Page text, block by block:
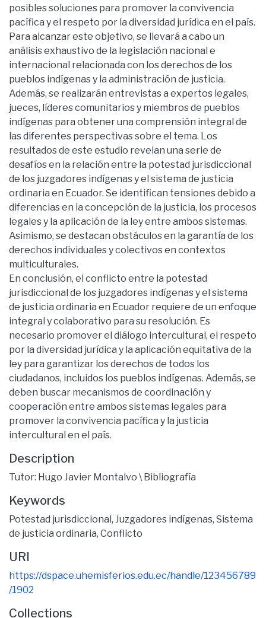
posibles soluciones para promover la convivencia
pacífica y el respeto por la diversidad jurídica en el país.
Para alcanzar este objetivo, se llevará a cabo un
análisis exhaustivo de la legislación nacional e
internacional relacionada con los derechos de los
pueblos indígenas y la administración de justicia.
Además, se realizarán entrevistas a expertos legales,
jueces, líderes comunitarios y miembros de pueblos
indígenas para obtener una comprensión integral de
las diferentes perspectivas sobre el tema. Los
resultados de este estudio revelan una serie de
desafíos en la relación entre la potestad jurisdiccional
de los juzgadores indígenas y el sistema de justicia
ordinaria en Ecuador. Se identifican tensiones debido a
diferencias en la concepción de la justicia, los procesos
legales y la aplicación de la ley entre ambos sistemas.
Asimismo, se destacan obstáculos en la garantía de los
derechos individuales y colectivos en contextos
multiculturales.
En conclusión, el conflicto entre la potestad
jurisdiccional de los juzgadores indígenas y el sistema
de justicia ordinaria en Ecuador requiere de un enfoque
integral y colaborativo para su resolución. Es
necesario promover el diálogo intercultural, el respeto
por la diversidad jurídica y la aplicación equitativa de la
ley para garantizar los derechos de todos los
ciudadanos, incluidos los pueblos indígenas. Además, se
deben buscar mecanismos de coordinación y
cooperación entre ambos sistemas legales para
promover la convivencia pacífica y la justicia
intercultural en el país.
Description
Tutor: Hugo Javier Montalvo \ Bibliografía
Keywords
Potestad jurisdiccional, Juzgadores indígenas, Sistema
de justicia ordinaria, Conflicto
URI
https://dspace.uhemisferios.edu.ec/handle/123456789
/1902
Collections